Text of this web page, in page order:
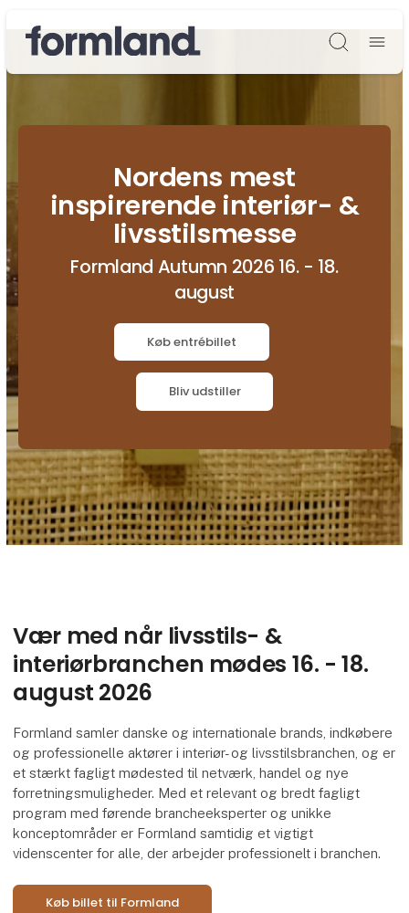
Søg
Nordens mest
inspirerende interiør- &
livsstilsmesse
Formland Autumn 2026 16. - 18.
august
Køb entrébillet
Bliv udstiller
Vær med når livsstils- &
interiørbranchen mødes 16. - 18.
august 2026
Formland samler danske og internationale brands, indkøbere
og professionelle aktører i interiør- og livsstilsbranchen, og er
et stærkt fagligt mødested til netværk, handel og nye
forretningsmuligheder. Med et relevant og bredt fagligt
program med førende brancheeksperter og unikke
konceptområder er Formland samtidig et vigtigt
videnscenter for alle, der arbejder professionelt i branchen.
Køb billet til Formland